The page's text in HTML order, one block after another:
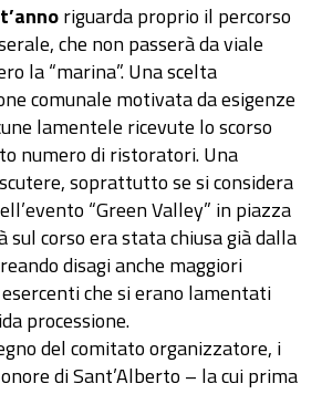
riguarda proprio il percorso
che non passerà da viale
la “marina”. Una scelta
comunale motivata da esigenze
lamentele ricevute lo scorso
numero di ristoratori. Una
soprattutto se si considera
“Green Valley” in piazza
corso era stata chiusa già dalla
disagi anche maggiori
che si erano lamentati
processione.
del comitato organizzatore, i
di Sant’Alberto – la cui prima